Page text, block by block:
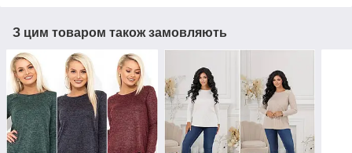
З цим товаром також замовляють